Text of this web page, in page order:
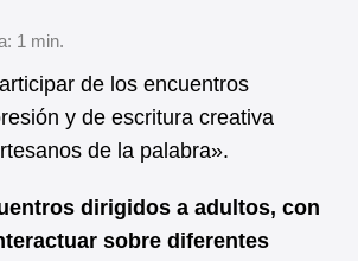
de los encuentros
y de escritura creativa
de la palabra».
dirigidos a adultos, con
sobre diferentes